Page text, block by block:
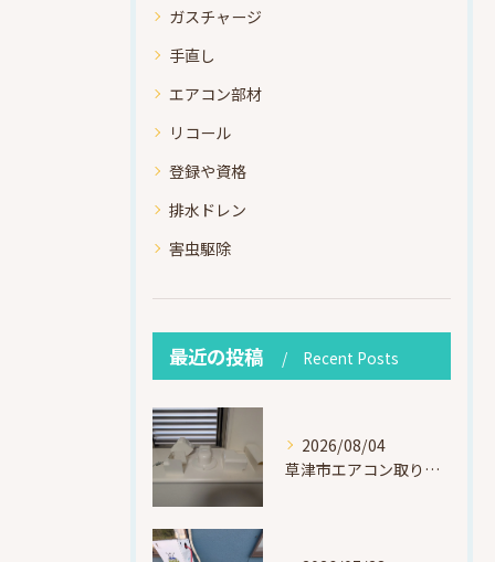
ガスチャージ
手直し
エアコン部材
リコール
登録や資格
排水ドレン
害虫駆除
最近の投稿 Recent Posts
2026/08/04
草津市エアコン取り付け｜お客様取り外し済・化粧カバー再利用（ダイキン S225ATES・アウルコート草津）